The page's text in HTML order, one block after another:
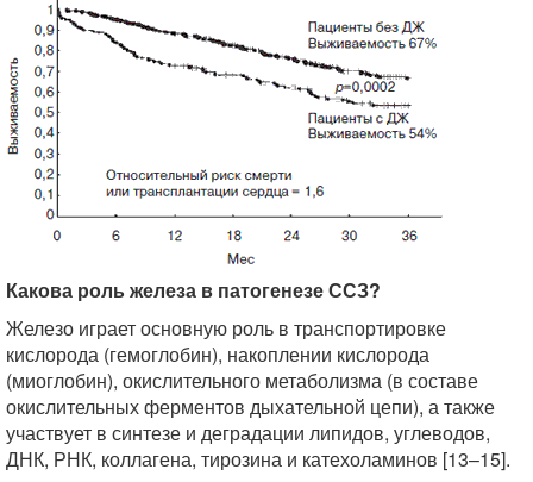
Какова роль железа в патогенезе ССЗ?
Железо играет основную роль в транспортировке
кислорода (гемоглобин), накоплении кислорода
(миоглобин), окислительного метаболизма (в составе
окислительных ферментов дыхательной цепи), а также
участвует в синтезе и деградации липидов, углеводов,
ДНК, РНК, коллагена, тирозина и катехоламинов [13–15].